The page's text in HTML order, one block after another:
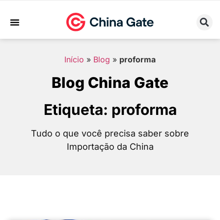
Início » Blog » proforma
Blog China Gate
Etiqueta: proforma
Tudo o que você precisa saber sobre
Importação da China